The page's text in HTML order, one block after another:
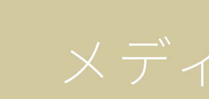
メデ